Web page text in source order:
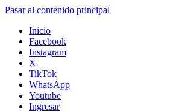
Pasar al contenido principal
Inicio
Facebook
Instagram
X
TikTok
WhatsApp
Youtube
Ingresar